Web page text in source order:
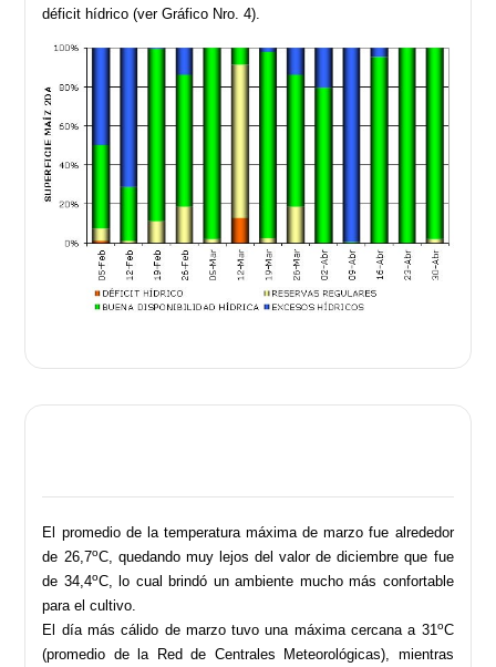
déficit hídrico (ver Gráfico Nro. 4).
El promedio de la temperatura máxima de marzo fue alrededor
de 26,7oC, quedando muy lejos del valor de diciembre que fue
de 34,4oC, lo cual brindó un ambiente mucho más confortable
para el cultivo.
El día más cálido de marzo tuvo una máxima cercana a 31 oC
(promedio de la Red de Centrales Meteorológicas), mientras